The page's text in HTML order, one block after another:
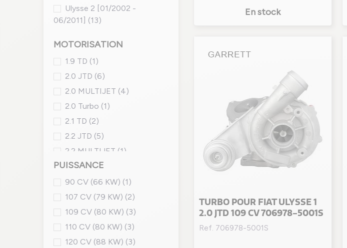
Ulysse 2 [01/2002 -
06/2011] (13)
MOTORISATION
1.9 TD (1)
2.0 JTD (6)
2.0 MULTIJET (4)
2.0 Turbo (1)
2.1 TD (2)
2.2 JTD (5)
2.2 MULTIJET (1)
PUISSANCE
90 CV (66 KW) (1)
107 CV (79 KW) (2)
109 CV (80 KW) (3)
110 CV (80 KW) (3)
120 CV (88 KW) (3)
En stock
TURBO POUR FIAT ULYSSE 1
2.0 JTD 109 CV 706978-5001S
Ref. 706978-5001S